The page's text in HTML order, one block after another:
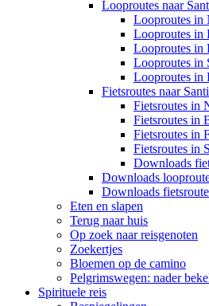
Looproutes naar
Looproutes in
Looproutes in
Looproutes in
Looproutes in
Looproutes in
Fietsroutes naar
Fietsroutes in
Fietsroutes in
Fietsroutes in
Fietsroutes in
Downloads
Downloads
Downloads
Eten en slapen
Terug naar huis
Op zoek naar reisgenoten
Zoekertjes
Bloemen op de camino
Pelgrimswegen: nader
Spirituele reis